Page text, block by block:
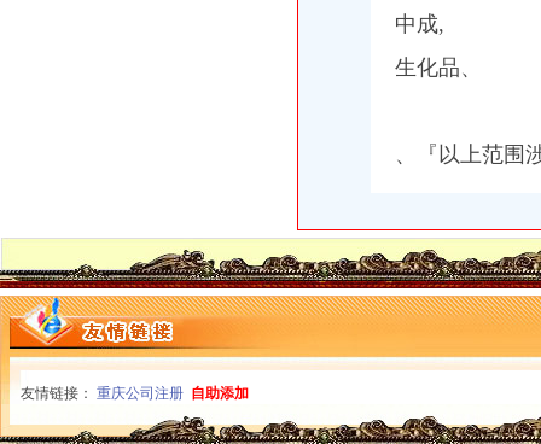
电子察上岗一个月渝中区马家堡路段变通畅重庆新闻联播—
重庆市渝中区马家堡小学2017年新生招生通告！_重庆幼升小_家长帮
重庆市渝中区-文章详细页
【招商银行渝中区马家堡自助银行】招商银行渝中区马家堡自助银行
重庆市渝中区马家堡小学评论怎么样-我要搜学网
“电子眼交巡”在渝中区马家堡上岗一个月_第1页-七一网
重庆市渝中区马家堡小学校歌—在线播放—优酷网,高清在线观看
重庆市渝中区马家堡小学评分-我要搜学网
重庆市渝中区马家堡小学附近住宿
中成,
生化品、
、『以上范围
友情链接： 重庆公司注册 自助添加